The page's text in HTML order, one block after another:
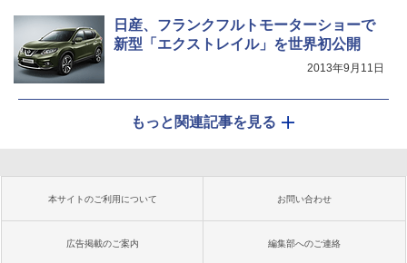
日産、フランクフルトモーターショーで
新型「エクストレイル」を世界初公開
2013年9月11日
もっと関連記事を見る
本サイトのご利用について お問い合わせ
広告掲載のご案内 編集部へのご連絡